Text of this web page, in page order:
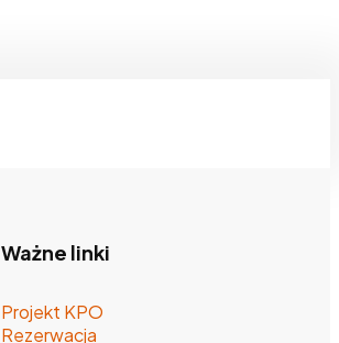
Ważne linki
Projekt KPO
Rezerwacja